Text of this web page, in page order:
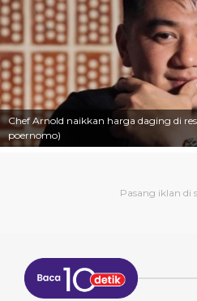
Chef Arnold naikkan harga daging di
poernomo)